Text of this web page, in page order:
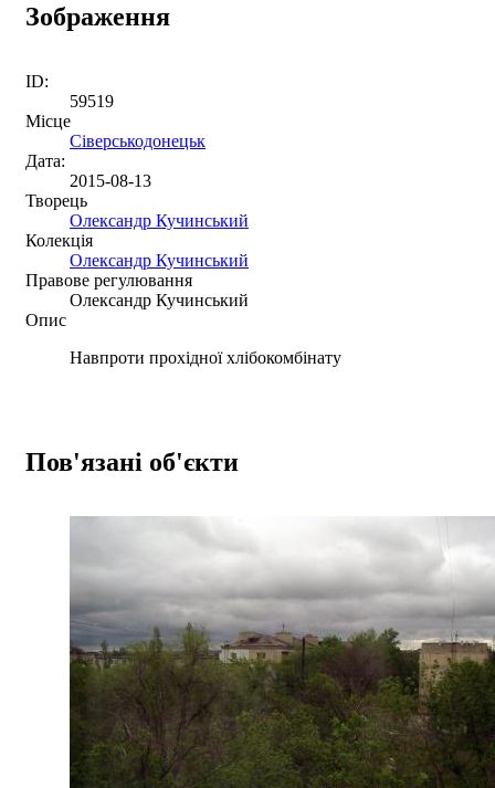
Зображення
ID:
59519
Місце
Сіверськодонецьк
Дата:
2015-08-13
Творець
Олександр Кучинський
Колекція
Олександр Кучинський
Правове регулювання
Олександр Кучинський
Опис
Навпроти прохідної хлібокомбінату
Пов'язані об'єкти